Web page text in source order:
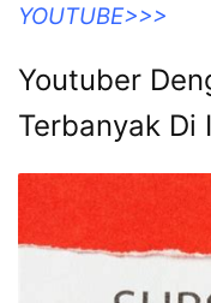
YOUTUBE>>>
Youtuber
Terbanyak Di